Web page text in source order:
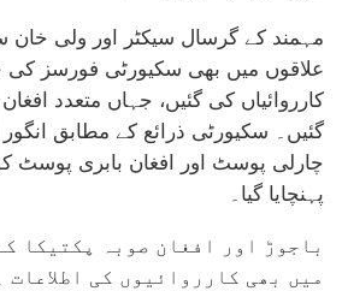
مہمند کے گرسال سیکٹر اور ولی خان
علاقوں میں بھی سکیورٹی فورسز
کارروائیاں کی گئیں، جہاں متعدد
گئیں۔ سکیورٹی ذرائع کے مطابق
چارلی پوسٹ اور افغان بابری پوسٹ
پہنچایا گیا۔
باجوڑ اور افغان صوبہ پکتیکا
میں بھی کارروائیوں کی